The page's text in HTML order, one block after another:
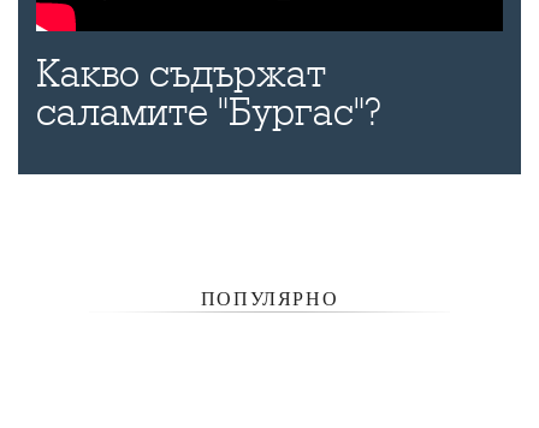
Какво съдържат
саламите "Бургас"?
ПОПУЛЯРНО